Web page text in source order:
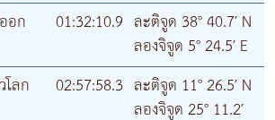
อก
01:32:10.9 ละติจูด 38° 40.7′ N
ลองจิจูด 5° 24.5′ E
ลก
02:57:58.3 ละติจูด 11° 26.5′ N
ลองจิจูด 25° 11.2′